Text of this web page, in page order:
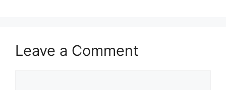
Leave a Comment